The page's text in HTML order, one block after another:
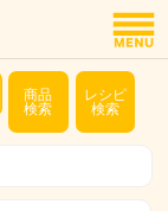
商品
検索
レシピ
検索